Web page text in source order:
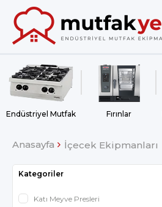
Endüstriyel Mutfak Fırınlar
Anasayfa İçecek Ekipmanları
Kategoriler
Katı Meyve Presleri